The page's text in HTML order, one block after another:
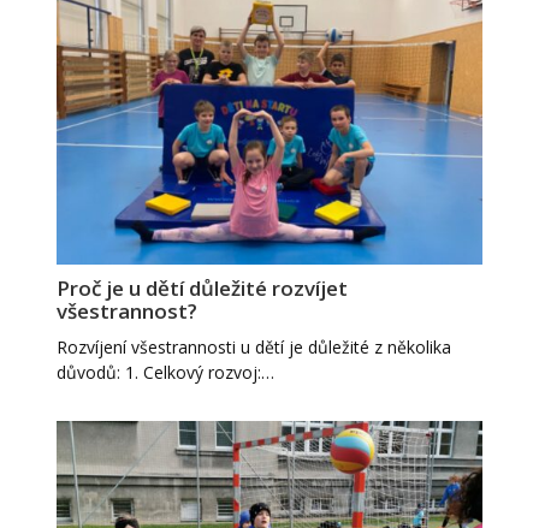
Proč je u dětí důležité rozvíjet
všestrannost?
Rozvíjení všestrannosti u dětí je důležité z několika
důvodů: 1. Celkový rozvoj:…